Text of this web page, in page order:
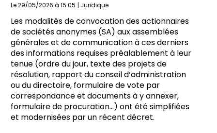
Le 29/05/2026 à 15:05 | Juridique
Les modalités de convocation des actionnaires
de sociétés anonymes (SA) aux assemblées
générales et de communication à ces derniers
des informations requises préalablement à leur
tenue (ordre du jour, texte des projets de
résolution, rapport du conseil d’administration
ou du directoire, formulaire de vote par
correspondance et documents à y annexer,
formulaire de procuration…) ont été simplifiées
et modernisées par un récent décret.